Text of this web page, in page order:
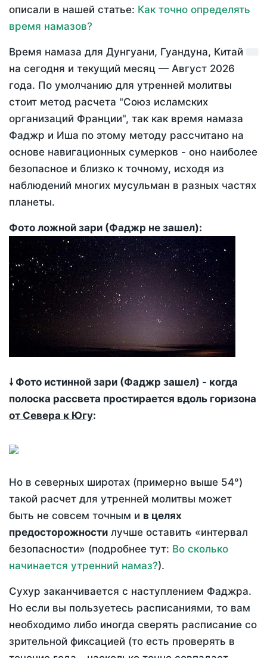
описали в нашей статье: Как точно определять
время намазов?
Время намаза для Дунгуани, Гуандуна, Китай
на сегодня и текущий месяц — Август 2026
года. По умолчанию для утренней молитвы
стоит метод расчета "Союз исламских
организаций Франции", так как время намаза
Фаджр и Иша по этому методу рассчитано на
основе навигационных сумерков - оно наиболее
безопасное и близко к точному, исходя из
наблюдений многих мусульман в разных частях
планеты.
Фото ложной зари (Фаджр не зашел):
🠗 Фото истинной зари (Фаджр зашел) - когда
полоска рассвета простирается вдоль горизона
от Севера к Югу:
Но в северных широтах (примерно выше 54°)
такой расчет для утренней молитвы может
быть не совсем точным и в целях
предосторожности лучше оставить «интервал
безопасности» (подробнее тут: Во сколько
начинается утренний намаз?).
Сухур заканчивается с наступлением Фаджра.
Но если вы пользуетесь расписаниями, то вам
необходимо либо иногда сверять расписание со
зрительной фиксацией (то есть проверять в